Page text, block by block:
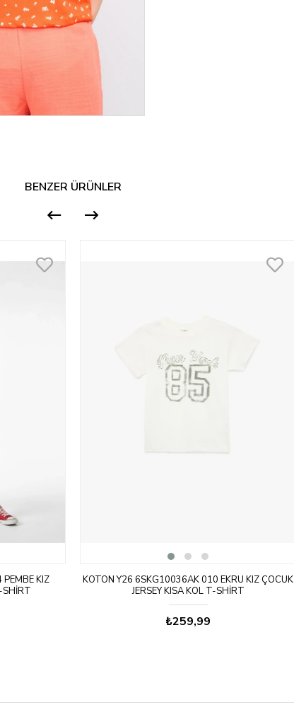
BENZER ÜRÜNLER
KIZ
SHIRT
KOTON Y26 6SKG10036AK 010 EKRU KIZ ÇOCUK
JERSEY KISA KOL T-SHIRT
₺259,99